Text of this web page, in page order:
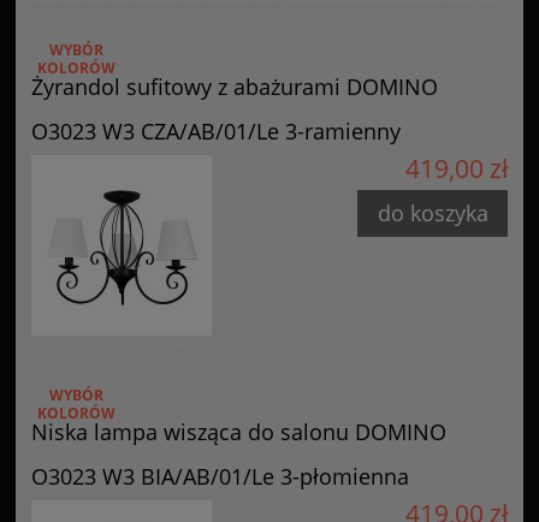
Żyrandol sufitowy z abażurami DOMINO
O3023 W3 CZA/AB/01/Le 3-ramienny
WYBÓR
KOLORÓW
419,00 zł
do koszyka
Niska lampa wisząca do salonu DOMINO
O3023 W3 BIA/AB/01/Le 3-płomienna
WYBÓR
KOLORÓW
419,00 zł